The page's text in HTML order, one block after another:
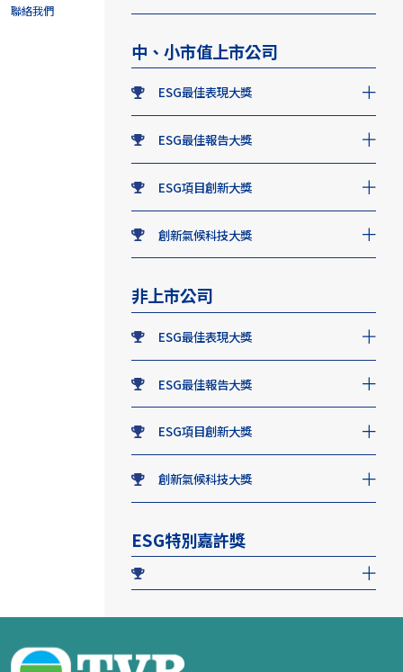
聯絡我們
中、小市值上市公司
ESG最佳表現大獎
ESG最佳報告大獎
ESG項目創新大獎
創新氣候科技大獎
非上市公司
ESG最佳表現大獎
ESG最佳報告大獎
ESG項目創新大獎
創新氣候科技大獎
ESG特別嘉許獎